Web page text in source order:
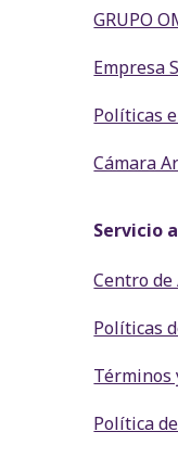
GRUPO
Empresa
Políticas
Cámara
Servicio
Centro de
Políticas
Términos
Política